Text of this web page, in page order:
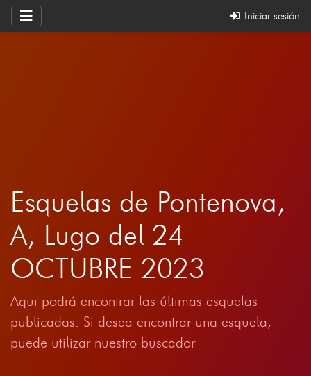
Iniciar sesión
Esquelas de Pontenova,
A, Lugo del 24
OCTUBRE 2023
Aqui podrá encontrar las últimas esquelas
publicadas. Si desea encontrar una esquela,
puede utilizar nuestro buscador